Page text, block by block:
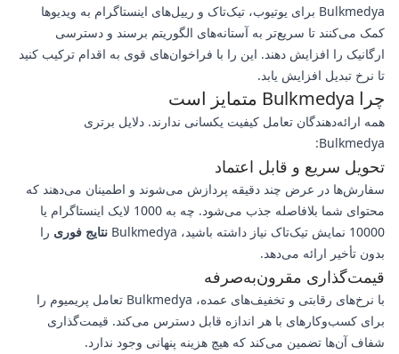
Bulkmedya برای یوتیوب، تیک‌تاک و رییل‌های اینستاگرام به ویدیوها
کمک می‌کنند تا سریع‌تر به آستانه‌های الگوریتم برسند و دسترسی
ارگانیک را افزایش دهند. این را با فراخوان‌های قوی به اقدام ترکیب کنید
تا نرخ تبدیل افزایش یابد.
چرا Bulkmedya متمایز است
همه ارائه‌دهندگان تعامل کیفیت یکسانی ندارند. دلایل برتری
Bulkmedya:
تحویل سریع و قابل اعتماد
سفارش‌ها در عرض چند دقیقه پردازش می‌شوند و اطمینان می‌دهند که
محتوای شما بلافاصله جذب می‌شود. چه به 1000 لایک اینستاگرام یا
10000 نمایش تیک‌تاک نیاز داشته باشید، Bulkmedya
نتایج فوری را
بدون تأخیر ارائه می‌دهد.
قیمت‌گذاری مقرون‌به‌صرفه
با نرخ‌های رقابتی و تخفیف‌های عمده، Bulkmedya تعامل پریمیوم را
برای کسب‌وکارهای با هر اندازه قابل دسترس می‌کند. قیمت‌گذاری
شفاف آن‌ها تضمین می‌کند که هیچ هزینه پنهانی وجود ندارد.